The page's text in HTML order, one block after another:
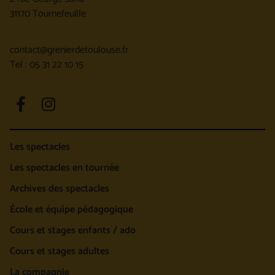
31170 Tournefeuille
contact@grenierdetoulouse.fr
Tel : 05 31 22 10 15
Les spectacles
Les spectacles en tournée
Archives des spectacles
École et équipe pédagogique
Cours et stages enfants / ado
Cours et stages adultes